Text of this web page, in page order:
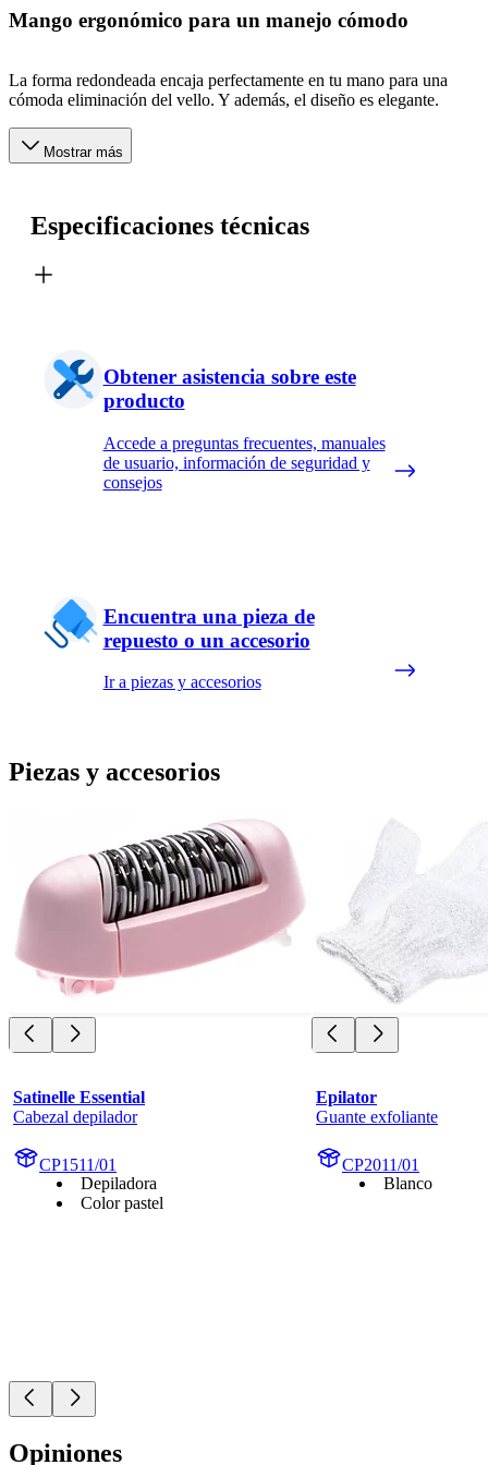
Mango ergonómico para un manejo cómodo
La forma redondeada encaja perfectamente en tu mano para una
cómoda eliminación del vello. Y además, el diseño es elegante.
Mostrar más
Especificaciones técnicas
Obtener asistencia sobre este
producto
Accede a preguntas frecuentes, manuales
de usuario, información de seguridad y
consejos
Encuentra una pieza de
repuesto o un accesorio
Ir a piezas y accesorios
Piezas y accesorios
Satinelle Essential
Cabezal depilador
CP1511/01
Depiladora
Color pastel
Epilator
Guante exfoliante
CP2011/01
Blanco
Opiniones